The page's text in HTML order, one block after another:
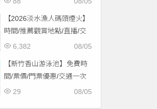
【2026淡水漁人碼頭煙火】
時間/推薦觀賞地點/直播/交
通資訊一次看！
08/05
6,382
【新竹香山游泳池】免費時
間/票價/門票優惠/交通一次
看！
08/05
29